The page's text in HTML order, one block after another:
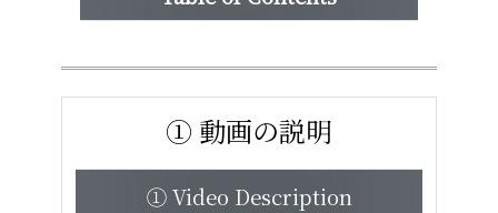
① 動画の説明
① Video Description